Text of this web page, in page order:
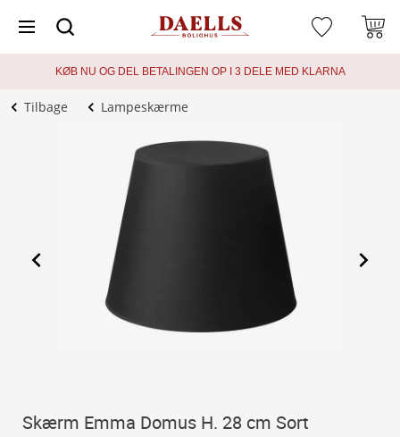
KØB NU OG DEL BETALINGEN OP I 3 DELE MED KLARNA
Tilbage Lampeskærme
Skærm Emma Domus H. 28 cm Sort